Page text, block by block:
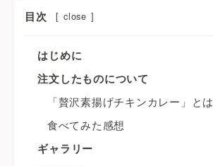
目次 [ close ]
はじめに
注文したものについて
「贅沢素揚げチキンカレー」とは
食べてみた感想
ギャラリー